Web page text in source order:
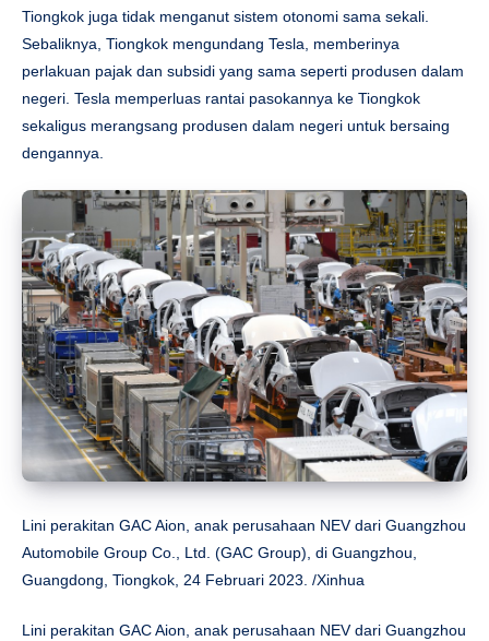
Tiongkok juga tidak menganut sistem otonomi sama sekali.
Sebaliknya, Tiongkok mengundang Tesla, memberinya
perlakuan pajak dan subsidi yang sama seperti produsen dalam
negeri. Tesla memperluas rantai pasokannya ke Tiongkok
sekaligus merangsang produsen dalam negeri untuk bersaing
dengannya.
Lini perakitan GAC Aion, anak perusahaan NEV dari Guangzhou
Automobile Group Co., Ltd. (GAC Group), di Guangzhou,
Guangdong, Tiongkok, 24 Februari 2023. /Xinhua
Lini perakitan GAC Aion, anak perusahaan NEV dari Guangzhou